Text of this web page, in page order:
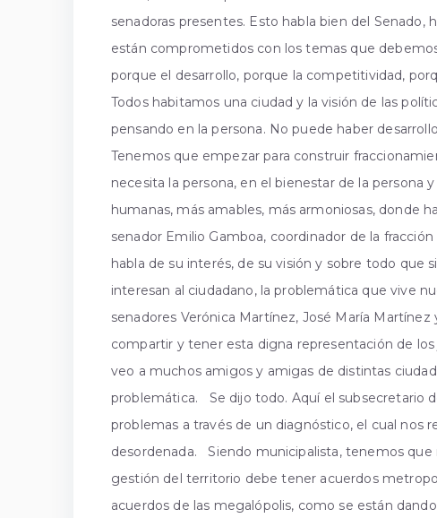
senadoras presentes. Esto habla bien del Senado,
están comprometidos con los temas que
porque el desarrollo, porque la competitividad,
Todos habitamos una ciudad y la visión de las
pensando en la persona. No puede haber
Tenemos que empezar para construir
necesita la persona, en el bienestar de la
humanas, más amables, más armoniosas, donde
senador Emilio Gamboa, coordinador de la
habla de su interés, de su visión y sobre todo que
interesan al ciudadano, la problemática que vive
senadores Verónica Martínez, José María
compartir y tener esta digna representación de los
veo a muchos amigos y amigas de distintas
problemática. Se dijo todo. Aquí el subsecretario
problemas a través de un diagnóstico, el cual nos
desordenada. Siendo municipalista, tenemos que
gestión del territorio debe tener acuerdos
acuerdos de las megalópolis, como se están